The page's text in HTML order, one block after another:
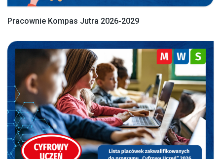
Pracownie Kompas Jutra 2026-2029